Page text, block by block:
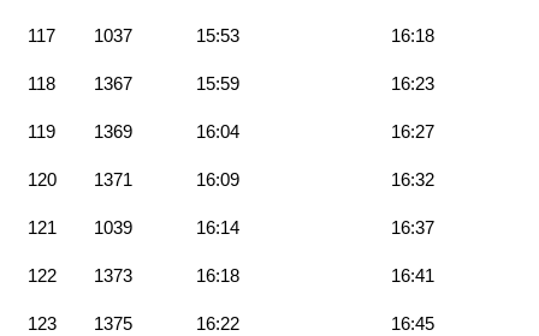
117 1037 15:53 16:18
118 1367 15:59 16:23
119 1369 16:04 16:27
120 1371 16:09 16:32
121 1039 16:14 16:37
122 1373 16:18 16:41
123 1375 16:22 16:45